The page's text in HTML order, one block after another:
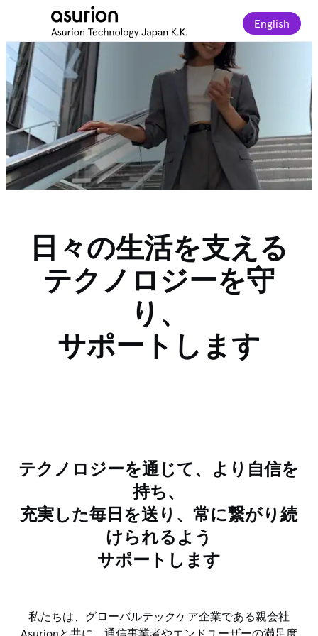
English
日々の生活を支える
テクノロジーを守
り、
サポートします
テクノロジーを通じて、より自信を
持ち、
充実した毎日を送り、常に繋がり続
けられるよう
サポートします
私たちは、グローバルテックケア企業である親会社